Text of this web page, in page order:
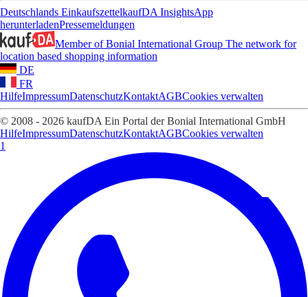
Deutschlands EinkaufszettelkaufDA InsightsApp
herunterladenPressemeldungen
Member of Bonial International Group The network for
location based shopping information
DE
FR
HilfeImpressumDatenschutzKontaktAGBCookies verwalten
© 2008 - 2026 kaufDA Ein Portal der Bonial International GmbH
HilfeImpressumDatenschutzKontaktAGBCookies verwalten
1